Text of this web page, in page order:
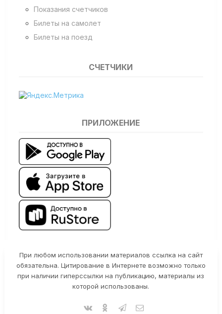
Показания счетчиков
Билеты на самолет
Билеты на поезд
СЧЕТЧИКИ
ПРИЛОЖЕНИЕ
При любом использовании материалов ссылка на сайт
обязательна. Цитирование в Интернете возможно только
при наличии гиперссылки на публикацию, материалы из
которой использованы.